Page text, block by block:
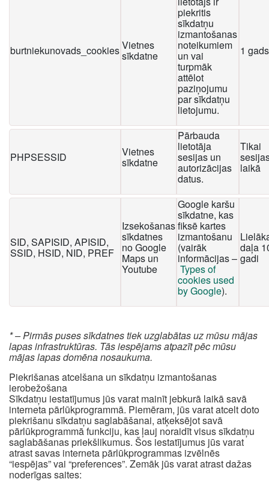
burtniekunovads_cookiesVietnes
sīkdatne
piekritis
sīkdatņu
izmantošanas
noteikumiem
un vai
turpmāk
attēlot
paziņojumu
par sīkdatņu
lietojumu.
1 gads
PHPSESSID Vietnes
sīkdatne
Pārbauda
lietotāja
sesijas un
autorizācijas
datus.
Tikai
laikā
SID, SAPISID, APISID,
SSID, HSID, NID, PREF
Izsekošanas
sīkdatnes
no Google
Maps un
Youtube
Google karšu
sīkdatne, kas
fiksē kartes
izmantošanu
(vairāk
informācijas –
Types of
cookies used
by Google).
daļa
gadi
* – Pirmās puses sīkdatnes tiek uzglabātas uz mūsu mājas
lapas infrastruktūras. Tās iespējams atpazīt pēc mūsu
mājas lapas domēna nosaukuma.
Piekrišanas atcelšana un sīkdatņu izmantošanas
ierobežošana
Sīkdatņu iestatījumus jūs varat mainīt jebkurā laikā savā
interneta pārlūkprogrammā. Piemēram, jūs varat atcelt doto
piekrišanu sīkdatņu saglabāšanai, atķeksējot savā
pārlūkprogrammā funkciju, kas ļauj noraidīt visus sīkdatņu
saglabāšanas priekšlikumus. Šos iestatījumus jūs varat
atrast savas interneta pārlūkprogrammas izvēlnēs
“iespējas” vai “preferences”. Zemāk jūs varat atrast dažas
noderīgas saites: